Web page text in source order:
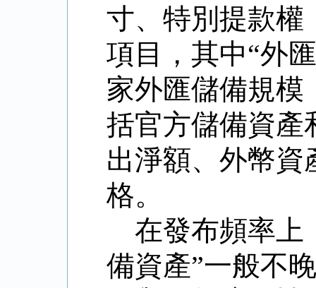
寸、特別提款權
項目，其中“外
家外匯儲備規模
括官方儲備資產
出淨額、外幣資
格。
在發布頻率上
備資產”一般不